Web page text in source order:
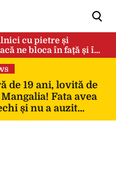
cu pietre și
ne bloca în față și în
de 19 ani, lovită de
Fata avea
și nu a auzit